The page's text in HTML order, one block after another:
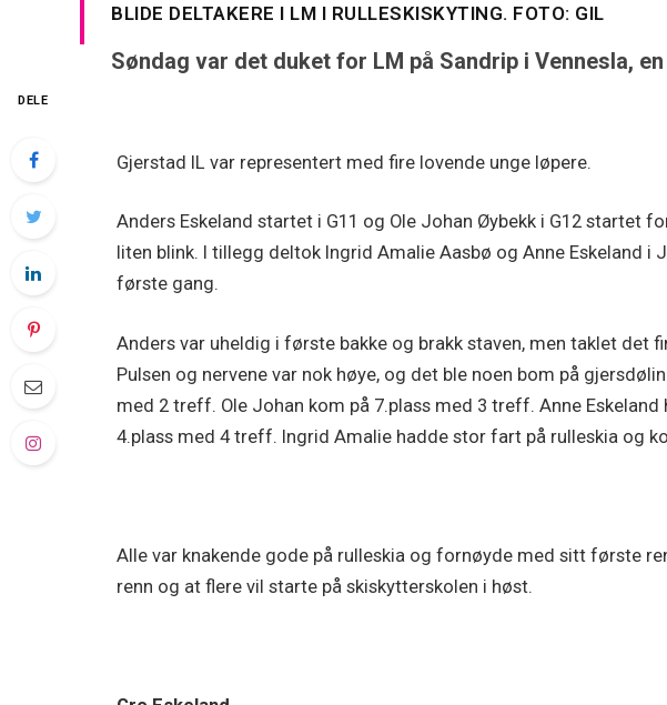
BLIDE DELTAKERE I LM I RULLESKISKYTING. FOTO: GIL
Søndag var det duket for LM på Sandrip i Vennesla,
DELE
Gjerstad IL var representert med fire lovende unge løpere.
Anders Eskeland startet i G11 og Ole Johan Øybekk i G12 startet
liten blink. I tillegg deltok Ingrid Amalie Aasbø og Anne Eskeland
første gang.
Anders var uheldig i første bakke og brakk staven, men taklet det
Pulsen og nervene var nok høye, og det ble noen bom på
med 2 treff. Ole Johan kom på 7.plass med 3 treff. Anne
4.plass med 4 treff. Ingrid Amalie hadde stor fart på rulleskia og
Alle var knakende gode på rulleskia og fornøyde med sitt første
renn og at flere vil starte på skiskytterskolen i høst.